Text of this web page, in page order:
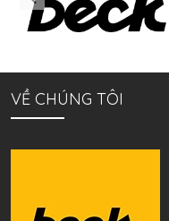
VỀ CHÚNG TÔI